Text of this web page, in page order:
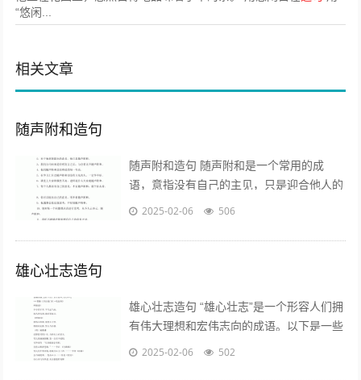
“悠闲...
相关文章
随声附和造句
随声附和造句 随声附和是一个常用的成
语，意指没有自己的主见，只是迎合他人的
意见。以下是一些关于“随声附和”的造句示
2025-02-06 506
雄心壮志造句
雄心壮志造句 “雄心壮志”是一个形容人们拥
有伟大理想和宏伟志向的成语。以下是一些
使用“雄心壮志”造句的例子，帮助你更好地
2025-02-06 502